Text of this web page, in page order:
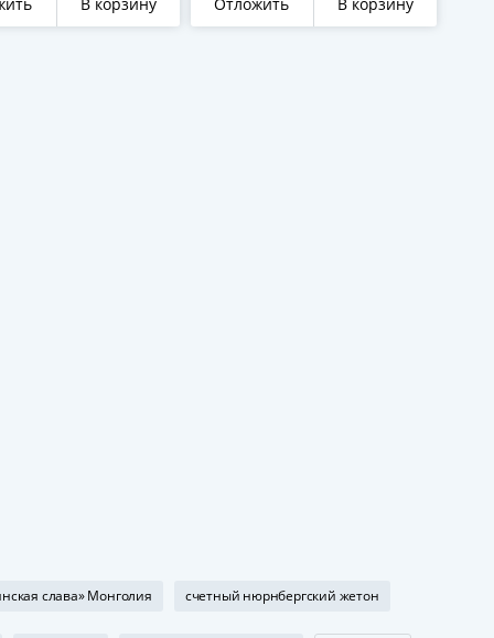
Намюре"
слава» Монголия счетный нюрнбергский жетон